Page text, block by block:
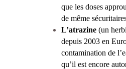
que les doses
de même
L’atrazine (un
depuis 2003 en
contamination de
qu’il est encore